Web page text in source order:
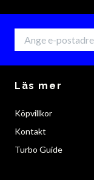
Läs mer
Köpvillkor
Kontakt
Turbo Guide